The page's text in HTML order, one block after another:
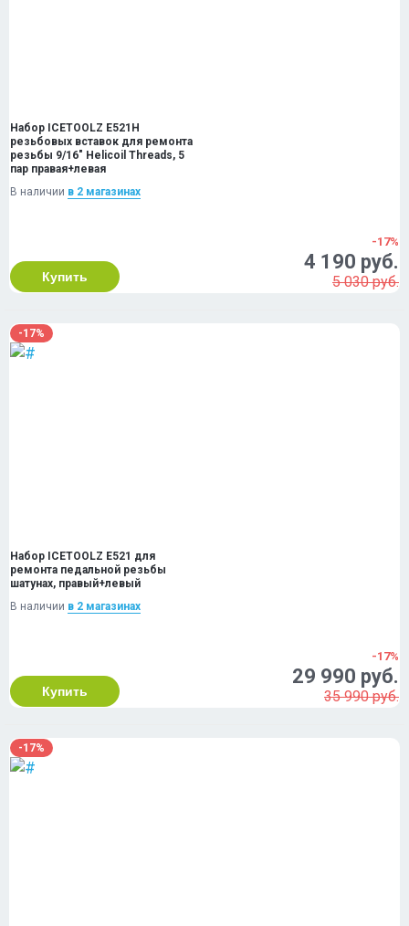
Набор ICETOOLZ E521H
резьбовых вставок для ремонта
резьбы 9/16" Helicoil Threads, 5
пар правая+левая
В наличии в 2 магазинах
Купить
-17%
4 190 руб.
5 030 руб.
-17%
Набор ICETOOLZ E521 для
ремонта педальной резьбы
шатунах, правый+левый
В наличии в 2 магазинах
Купить
-17%
29 990 руб.
35 990 руб.
-17%